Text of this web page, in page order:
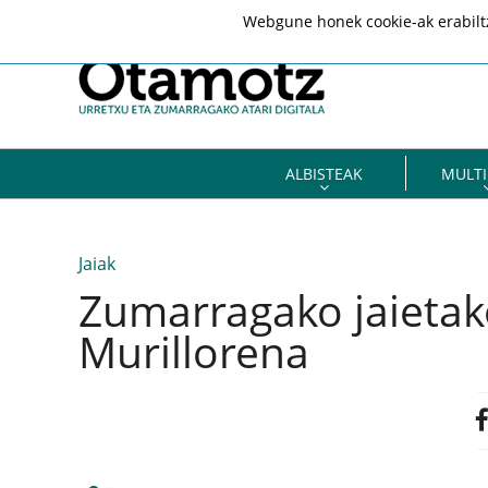
ALBISTEAK
Jaiak
Zumarragako
Murillorena
Webgune honek cookie-ak